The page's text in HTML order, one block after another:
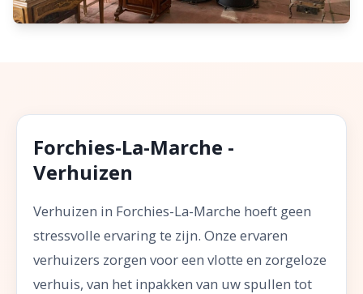
Forchies-La-Marche -
Verhuizen
Verhuizen in Forchies-La-Marche hoeft geen
stressvolle ervaring te zijn. Onze ervaren
verhuizers zorgen voor een vlotte en zorgeloze
verhuis, van het inpakken van uw spullen tot